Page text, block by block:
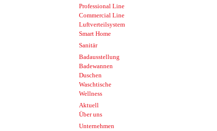
Professional Line
Commercial Line
Luftverteilsystem
Smart Home
Sanitär
Badausstellung
Badewannen
Duschen
Waschtische
Wellness
Aktuell
Über uns
Unternehmen